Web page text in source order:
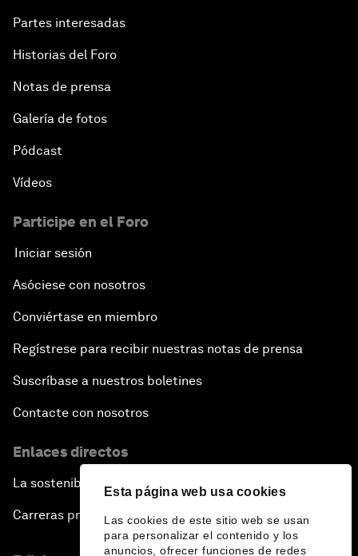
Esta página web usa cookies
Las cookies de este sitio web se usan
para personalizar el contenido y los
anuncios, ofrecer funciones de redes
Partes interesadas
Historias del Foro
Notas de prensa
Galería de fotos
Pódcast
Vídeos
Participe en el Foro
Iniciar sesión
Asóciese con nosotros
Conviértase en miembro
Regístrese para recibir nuestras notas de prensa
Suscríbase a nuestros boletines
Contacte con nosotros
Enlaces directos
La sostenibilidad en el Foro
Carreras profesionales